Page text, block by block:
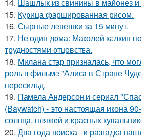
14. Шашлык из свинины в майонез и
15. Курица фаршированная рисом.
16. Сырные лепешки за 15 минут.
17. Не один дома: Маколей калкин
трудностями отцовства.
18. Милана стар призналась, что
роль в фильме "Алиса в Стране
пересильд.
19. Памела Андерсон и сериал
(Baywatch) - это настоящая икона
солнца, пляжей и красных
20. Два года поиска - и разгадка